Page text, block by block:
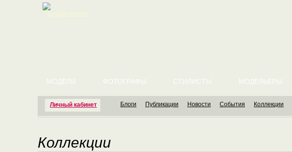
Личный кабинет
МОДЕЛИ ФОТОГРАФЫ СТИЛИСТЫ МОДЕЛЬЕРЫ
Блоги Публикации Новости События Коллекции
Коллекции